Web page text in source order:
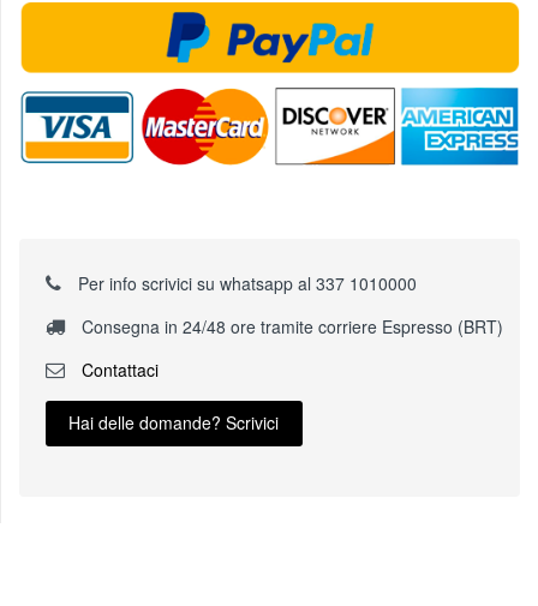
Per info scrivici su whatsapp al 337 1010000
Consegna in 24/48 ore tramite corriere Espresso (BRT)
Contattaci
Hai delle domande? Scrivici